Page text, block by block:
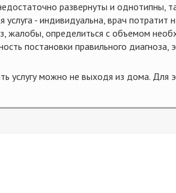
развернуты и однотипны,
услуга - индивидуальна, врач
жалобы, определиться с объемом
постановки правильного
услугу можно не выходя из дома. Для